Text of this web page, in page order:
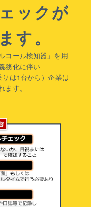
ックが
す。
コール検知器」を用
務化に伴い
は1台から）企業は
ます。